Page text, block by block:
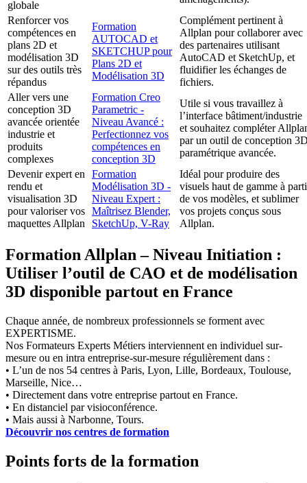
globale
Renforcer vos
compétences en
plans 2D et
modélisation 3D
sur des outils très
répandus
Formation
AUTOCAD et
SKETCHUP pour
Plans 2D et
Modélisation 3D
Complément pertinent à
Allplan pour collaborer avec
des partenaires utilisant
AutoCAD et SketchUp, et
fluidifier les échanges de
fichiers.
Aller vers une
conception 3D
avancée orientée
industrie et
produits
complexes
Formation Creo
Parametric -
Niveau Avancé :
Perfectionnez vos
compétences en
conception 3D
Utile si vous travaillez à
l’interface bâtiment/industrie
et souhaitez compléter
par un outil de conception
paramétrique avancée.
Devenir expert en
rendu et
visualisation 3D
pour valoriser vos
maquettes Allplan
Formation
Modélisation 3D -
Niveau Expert :
Maîtrisez Blender,
SketchUp, V-Ray
Idéal pour produire des
visuels haut de gamme à
de vos modèles, et sublimer
vos projets conçus sous
Allplan.
Formation Allplan – Niveau Initiation :
Utiliser l’outil de CAO et de modélisation
3D disponible partout en France
Chaque année, de nombreux professionnels se forment avec
EXPERTISME.
Nos Formateurs Experts Métiers interviennent en individuel sur-
mesure ou en intra entreprise-sur-mesure régulièrement dans :
• L’un de nos 54 centres à Paris, Lyon, Lille, Bordeaux, Toulouse,
Marseille, Nice…
• Directement dans votre entreprise partout en France.
• En distanciel par visioconférence.
• Mais aussi à Narbonne, Tours.
Découvrir nos centres de formation
Points forts de la formation